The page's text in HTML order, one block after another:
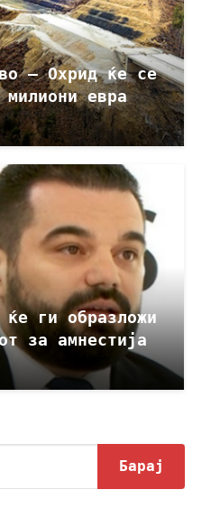
– Охрид ќе се
евра
ќе ги образложи
за амнестија
Барај